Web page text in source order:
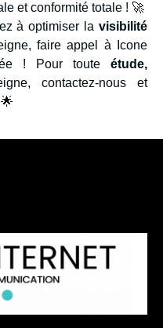
et conformité totale ! 🚀
à optimiser la visibilité
faire appel à Icone
! Pour toute étude,
contactez-nous et